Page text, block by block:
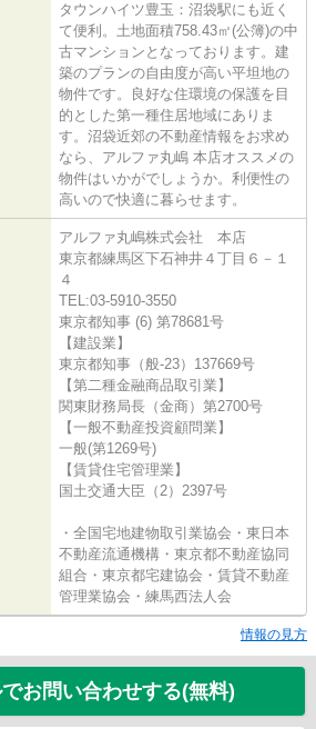
タウンハイツ豊玉：沼袋駅にも近く
て便利。土地面積758.43㎡(公簿)の中
古マンションとなっております。建
築のプランの自由度が高い平坦地の
物件です。良好な住環境の保護を目
的とした第一種住居地域にありま
す。沼袋近郊の不動産情報をお求め
なら、アルファ丸嶋 本店オススメの
物件はいかがでしょうか。利便性の
高いので快適に暮らせます。
アルファ丸嶋株式会社 本店
東京都練馬区下石神井４丁目６－１
４
TEL:03-5910-3550
東京都知事 (6) 第78681号
【建設業】
東京都知事（般-23）137669号
【第二種金融商品取引業】
関東財務局長（金商）第2700号
【一般不動産投資顧問業】
一般(第1269号)
【賃貸住宅管理業】
国土交通大臣（2）2397号
・全国宅地建物取引業協会・東日本
不動産流通機構・東京都不動産協同
組合・東京都宅建協会・賃貸不動産
管理業協会・練馬西法人会
情報の見方
お問い合わせする(無料)